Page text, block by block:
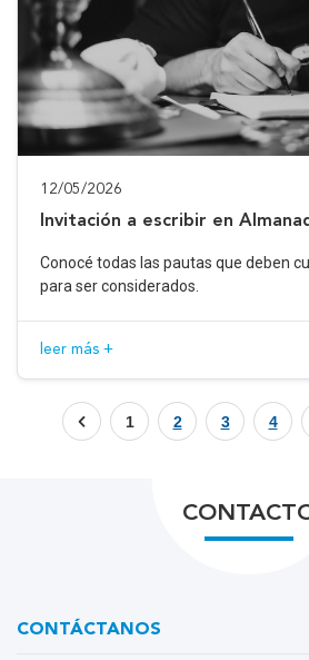
12/05/2026
Invitación a escribir en
Conocé todas las pautas que deben
para ser considerados.
leer más +
1 2 3 4
CONTÁCTANOS